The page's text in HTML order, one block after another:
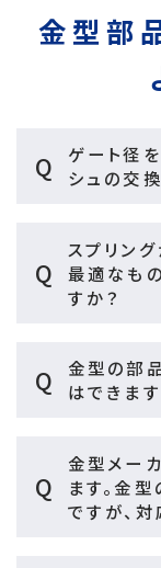
金型部
Q
ゲート径
シュの交
Q
スプリン
最適なも
すか？
Q
金型の部
はできま
Q
金型メー
ます。金
ですが、